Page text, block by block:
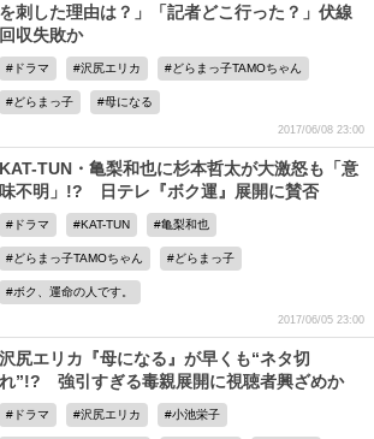
を刺した理由は？」「記者どこ行った？」伏線
回収失敗か
ドラマ 沢尻エリカ どらまっ子TAMOちゃん
どらまっ子 母になる
2017/06/08 23:00
KAT-TUN・亀梨和也に杉本哲太が大激怒も「意
味不明」!? 日テレ『ボク運』展開に賛否
ドラマ KAT-TUN 亀梨和也
どらまっ子TAMOちゃん どらまっ子
ボク、運命の人です。
2017/06/05 23:00
沢尻エリカ『母になる』が早くも“ネタ切
れ”!? 強引すぎる毒親展開に視聴者興ざめか
ドラマ 沢尻エリカ 小池栄子